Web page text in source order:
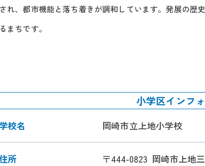
され、都市機能と落ち着きが調和しています。発展の歴
るまちです。
小学区インフ
学校名 岡崎市立上地小学校
所 〒444-0823 岡崎市上地